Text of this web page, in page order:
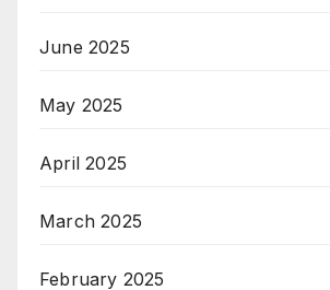
June 2025
May 2025
April 2025
March 2025
February 2025